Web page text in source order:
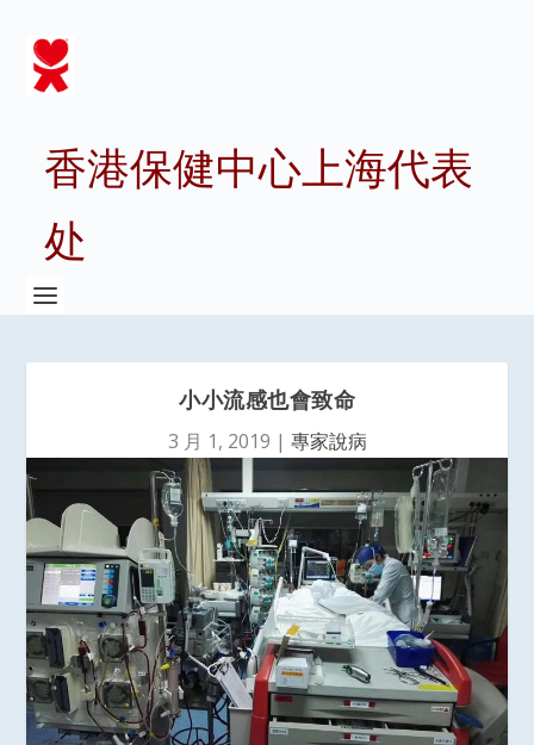
香港保健中心上海代表
处
小小流感也會致命
3 月 1, 2019 | 專家說病